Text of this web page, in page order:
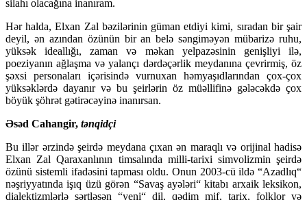
silahı olacağına inanıram.
Hər halda, Elxan Zal bəzilərinin güman etdiyi kimi, sıradan bir şair
deyil, ən azından özünün bir an belə səngiməyən mübarizə ruhu,
yüksək ideallığı, zaman və məkan yelpazəsinin genişliyi ilə,
poeziyanın ağlaşma və yalançı dərdəçərlik meydanına çevrirmiş, öz
şəxsi personaları içərisində vurnuxan həmyaşıdlarından çox-çox
yüksəklərdə dayanır və bu şeirlərin öz müəllifinə gələcəkdə çox
böyük şöhrət gətirəcəyinə inanırsan.
Əsəd Cahangir, tənqidçi
Bu illər ərzində şeirdə meydana çıxan ən maraqlı və orijinal hadisə
Elxan Zal Qaraxanlının timsalında milli-tarixi simvolizmin şeirdə
özünü sistemli ifadəsini tapması oldu. Onun 2003-cü ildə “Azadlıq“
nəşriyyatında işıq üzü görən “Savaş ayələri“ kitabı arxaik leksikon,
dialektizmlərlə şərtləşən “yeni“ dil, qədim mif, tarix, folklor və